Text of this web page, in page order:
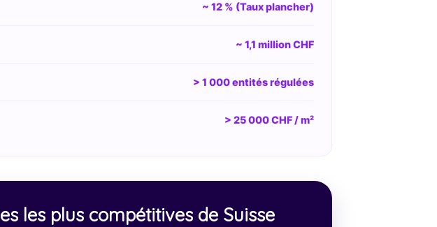
~ 12 % (Taux plancher)
~ 1,1 million CHF
> 1 000 entités régulées
> 25 000 CHF / m²
les plus compétitives de Suisse